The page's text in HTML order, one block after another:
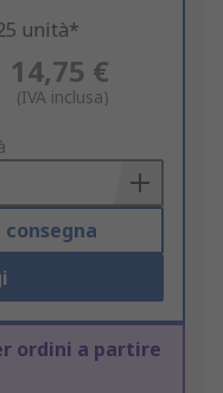
unità*
14,75 €
(IVA inclusa)
ordini a partire